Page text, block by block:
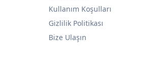
Kullanım Koşulları
Gizlilik Politikası
Bize Ulaşın